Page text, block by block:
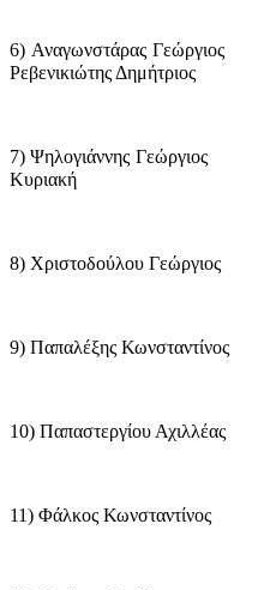
6) Αναγωνστάρας Γεώργιος
Ρεβενικιώτης Δημήτριος
7) Ψηλογιάννης Γεώργιος
Κυριακή
8) Χριστοδούλου Γεώργιος
9) Παπαλέξης Κωνσταντίνος
10) Παπαστεργίου Αχιλλέας
11) Φάλκος Κωνσταντίνος